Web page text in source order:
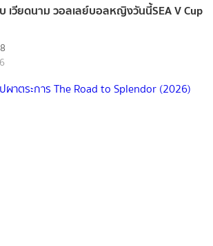
วียดนาม วอลเลย์บอลหญิงวันนี้SEA V Cup